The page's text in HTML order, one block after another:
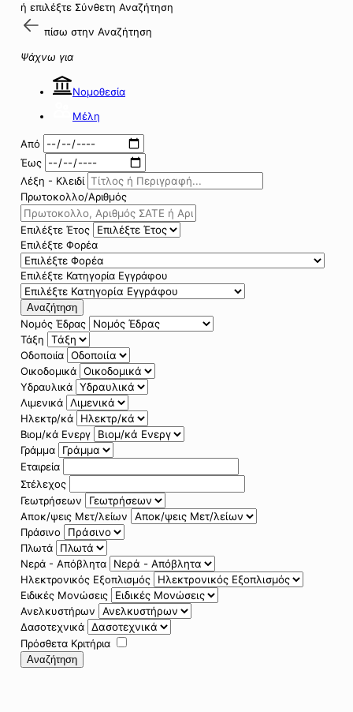
ή επιλέξτε Σύνθετη Αναζήτηση
πίσω στην Αναζήτηση
Ψάχνω για
Νομοθεσία
Μέλη
Από
Έως
Λέξη - Κλειδί
Πρωτοκολλο/Αριθμός
Επιλέξτε Έτος
Επιλέξτε Φορέα
Επιλέξτε Κατηγορία Εγγράφου
Αναζήτηση
Νομός Έδρας
Τάξη
Οδοποιία
Οικοδομικά
Υδραυλικά
Λιμενικά
Ηλεκτρ/κά
Βιομ/κά Ενεργ
Γράμμα
Εταιρεία
Στέλεχος
Γεωτρήσεων
Αποκ/ψεις Μετ/λείων
Πράσινο
Πλωτά
Νερά - Απόβλητα
Ηλεκτρονικός Εξοπλισμός
Ειδικές Μονώσεις
Ανελκυστήρων
Δασοτεχνικά
Πρόσθετα Κριτήρια
Αναζήτηση